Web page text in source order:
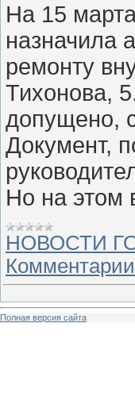
На 15
назначила
ремонту
Тихонова,
допущено,
Документ,
Но на этом
НОВОСТИ
Полная версия сайта